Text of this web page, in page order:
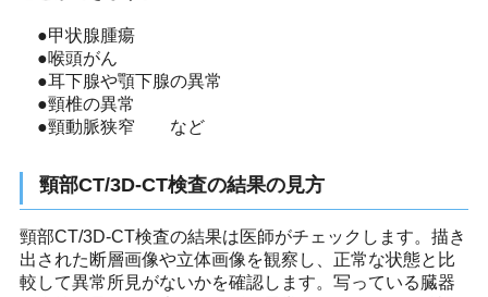
●甲状腺腫瘍
●喉頭がん
●耳下腺や顎下腺の異常
●頸椎の異常
●頸動脈狭窄 など
頸部CT/3D-CT検査の結果の見方
頸部CT/3D-CT検査の結果は医師がチェックします。描き
出された断層画像や立体画像を観察し、正常な状態と比
較して異常所見がないかを確認します。写っている臓器